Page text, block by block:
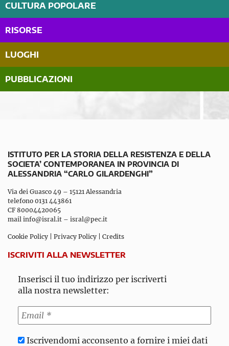
CULTURA POPOLARE
RISORSE
LUOGHI
PUBBLICAZIONI
ISTITUTO PER LA STORIA DELLA RESISTENZA E DELLA
SOCIETA’ CONTEMPORANEA IN PROVINCIA DI
ALESSANDRIA “CARLO GILARDENGHI”
Via dei Guasco 49 – 15121 Alessandria
telefono 0131 443861
CF 80004420065
mail info@isral.it – isral@pec.it
Cookie Policy Privacy Policy Credits
ISCRIVITI ALLA NEWSLETTER
Inserisci il tuo indirizzo per iscriverti
alla nostra newsletter:
Iscrivendomi acconsento a fornire i miei dati